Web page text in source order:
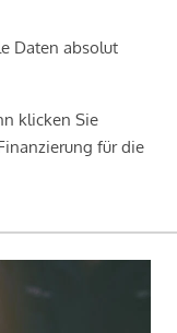
Daten absolut
klicken Sie
für die